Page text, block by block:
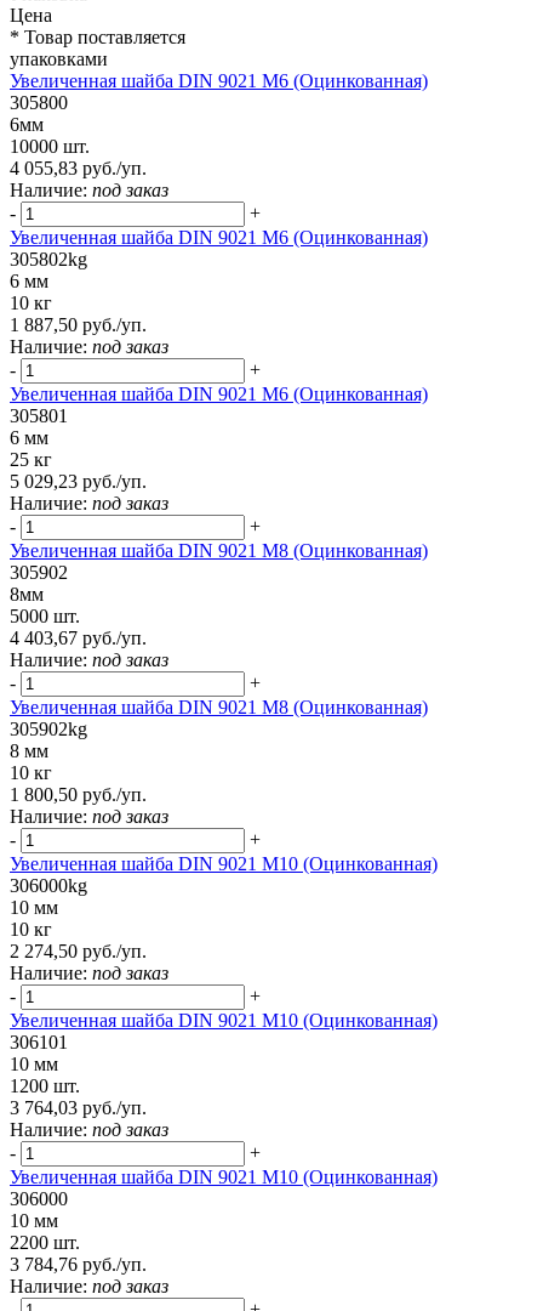
Цена
* Товар поставляется
упаковками
Увеличенная шайба DIN 9021 M6 (Оцинкованная)
305800
6мм
10000 шт.
4 055,83 руб./уп.
Наличие: под заказ
-
+
Увеличенная шайба DIN 9021 М6 (Оцинкованная)
305802kg
6 мм
10 кг
1 887,50 руб./уп.
Наличие: под заказ
-
+
Увеличенная шайба DIN 9021 М6 (Оцинкованная)
305801
6 мм
25 кг
5 029,23 руб./уп.
Наличие: под заказ
-
+
Увеличенная шайба DIN 9021 M8 (Оцинкованная)
305902
8мм
5000 шт.
4 403,67 руб./уп.
Наличие: под заказ
-
+
Увеличенная шайба DIN 9021 М8 (Оцинкованная)
305902kg
8 мм
10 кг
1 800,50 руб./уп.
Наличие: под заказ
-
+
Увеличенная шайба DIN 9021 M10 (Оцинкованная)
306000kg
10 мм
10 кг
2 274,50 руб./уп.
Наличие: под заказ
-
+
Увеличенная шайба DIN 9021 M10 (Оцинкованная)
306101
10 мм
1200 шт.
3 764,03 руб./уп.
Наличие: под заказ
-
+
Увеличенная шайба DIN 9021 М10 (Оцинкованная)
306000
10 мм
2200 шт.
3 784,76 руб./уп.
Наличие: под заказ